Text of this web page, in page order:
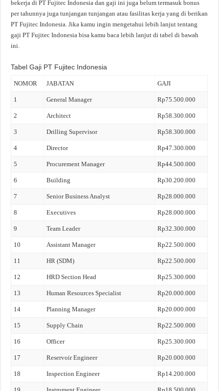
bekerja di PT Fujitec Indonesia dan gaji ini juga belum termasuk bonus
per tahunnya juga tunjangan tunjangan atau fasilitas kerja yang di berikan
PT Fujitec Indonesia. Jika kamu ingin mengetahui lebih lanjut tentang
gaji PT Fujitec Indonesia bisa kamu baca lebih lanjut di tabel di bawah
ini.
Tabel Gaji PT Fujitec Indonesia
NOMOR JABATAN GAJI
1 General Manager Rp75.500.000
2 Architect Rp58.300.000
3 Drilling Supervisor Rp58.300.000
4 Director Rp47.300.000
5 Procurement Manager Rp44.500.000
6 Building Rp30.200.000
7 Senior Business Analyst Rp28.000.000
8 Executives Rp28.000.000
9 Team Leader Rp32.300.000
10 Assistant Manager Rp22.500.000
11 HR (SDM) Rp22.500.000
12 HRD Section Head Rp25.300.000
13 Human Resources Specialist Rp20.000.000
14 Planning Manager Rp20.000.000
15 Supply Chain Rp22.500.000
16 Officer Rp25.300.000
17 Reservoir Engineer Rp20.000.000
18 Inspection Engineer Rp14.200.000